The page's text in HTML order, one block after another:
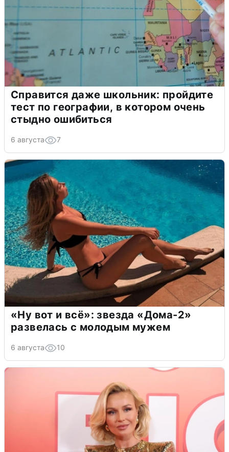
Справится даже школьник: пройдите
тест по географии, в котором очень
стыдно ошибиться
6 августа 7
«Ну вот и всё»: звезда «Дома-2»
развелась с молодым мужем
6 августа 10